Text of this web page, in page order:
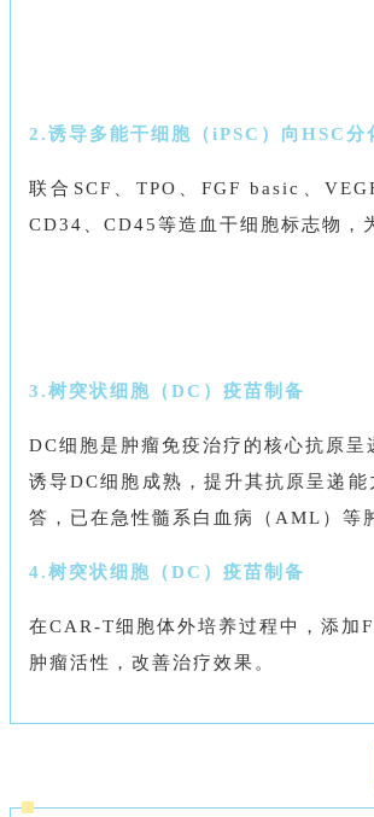
2.诱导多能干细胞（iPSC）向HSC分
联合SCF、TPO、FGF basic、
CD34、CD45等造血干细胞标志物，
3.树突状细胞（DC）疫苗制备
DC细胞是肿瘤免疫治疗的核心抗原
诱导DC细胞成熟，提升其抗原呈递
答，已在急性髓系白血病（AML）等
4.树突状细胞（DC）疫苗制备
在CAR-T细胞体外培养过程中，添加
肿瘤活性，改善治疗效果。